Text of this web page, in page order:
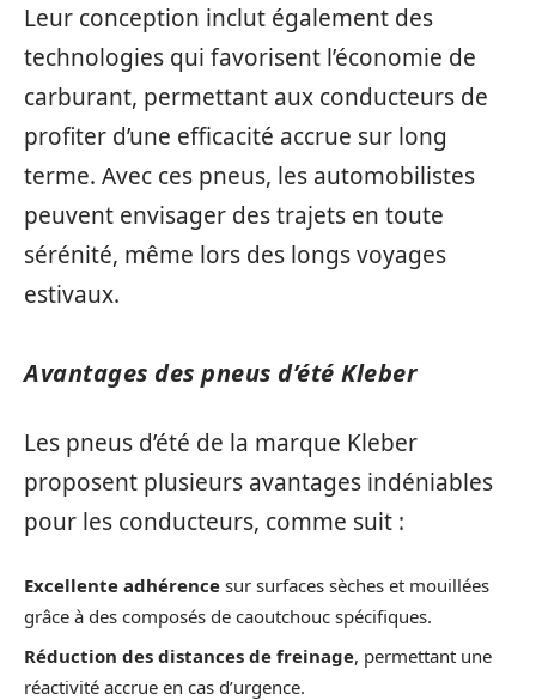
Leur conception inclut également des
technologies qui favorisent l’économie de
carburant, permettant aux conducteurs de
profiter d’une efficacité accrue sur long
terme. Avec ces pneus, les automobilistes
peuvent envisager des trajets en toute
sérénité, même lors des longs voyages
estivaux.
Avantages des pneus d’été Kleber
Les pneus d’été de la marque Kleber
proposent plusieurs avantages indéniables
pour les conducteurs, comme suit :
Excellente adhérence sur surfaces sèches et mouillées
grâce à des composés de caoutchouc spécifiques.
Réduction des distances de freinage, permettant une
réactivité accrue en cas d’urgence.